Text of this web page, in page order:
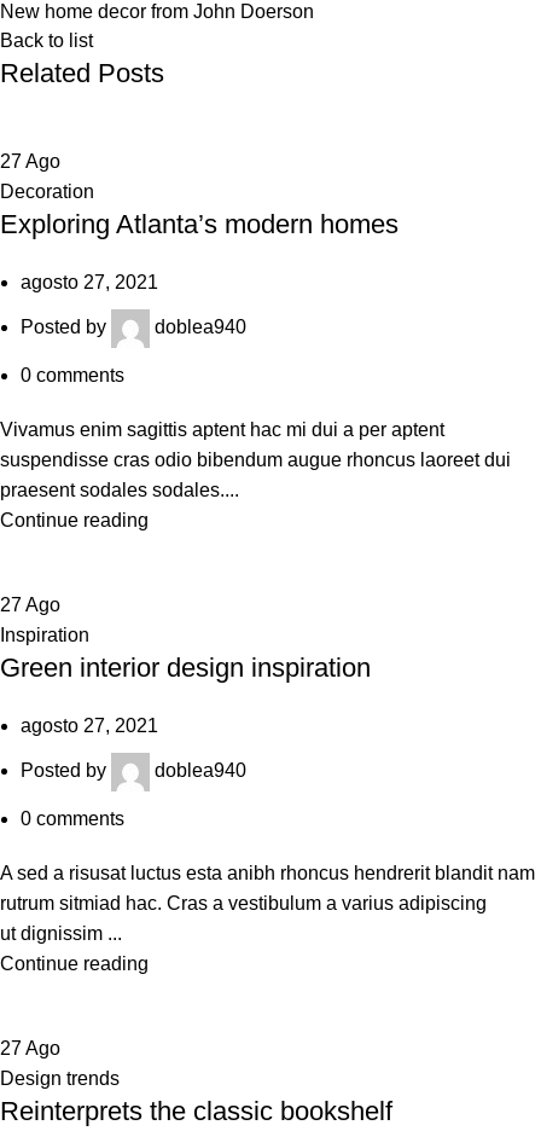
New home decor from John Doerson
Back to list
Related Posts
27Ago
Decoration
Exploring Atlanta’s modern homes
agosto 27, 2021
Posted by doblea940
0 comments
Vivamus enim sagittis aptent hac mi dui a per aptent
suspendisse cras odio bibendum augue rhoncus laoreet dui
praesent sodales sodales....
Continue reading
27Ago
Inspiration
Green interior design inspiration
agosto 27, 2021
Posted by doblea940
0 comments
A sed a risusat luctus esta anibh rhoncus hendrerit blandit nam
rutrum sitmiad hac. Cras a vestibulum a varius adipiscing
ut dignissim ...
Continue reading
27Ago
Design trends
Reinterprets the classic bookshelf